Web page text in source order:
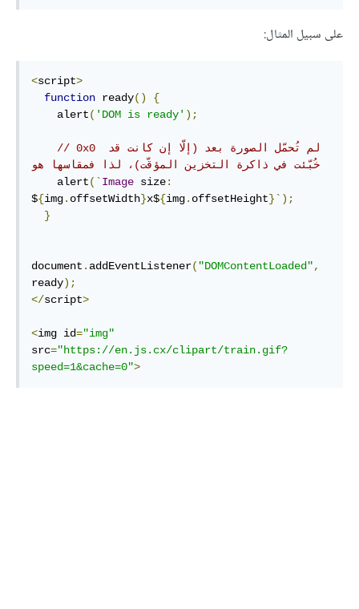
على سبيل المثال:
<script>
function ready()
{
    alert
( 'DOM is ready' );
// 0x0 لم تُحمّل الصورة بعد (إلّا إن كانت قد
خُبّئت في ذاكرة التخزين المؤقّت)، لذا فمقاسها هو
    alert
(`Image size:
${img. offsetWidth}x${img. offsetHeight}`);
}
document . addEventListener( "DOMContentLoaded",
ready);
</script>
<img id="img"
src="https://en.js.cx/clipart/train.gif?
speed=1&cache=0">